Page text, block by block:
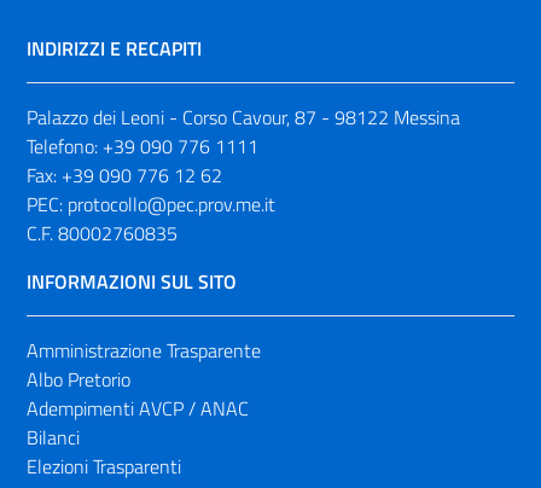
INDIRIZZI E RECAPITI
Palazzo dei Leoni - Corso Cavour, 87 - 98122 Messina
Telefono: +39 090 776 1111
Fax: +39 090 776 12 62
PEC: protocollo@pec.prov.me.it
C.F. 80002760835
INFORMAZIONI SUL SITO
Amministrazione Trasparente
Albo Pretorio
Adempimenti AVCP / ANAC
Bilanci
Elezioni Trasparenti